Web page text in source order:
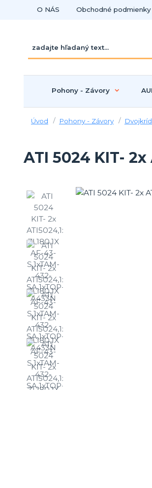
O NÁS Obchodné podmienky
Pohony - Závory
Úvod Pohony - Závory
ATI 5024 KIT- 2x